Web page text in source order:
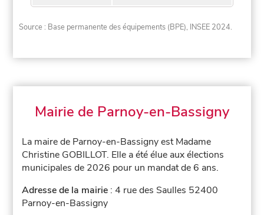
Source : Base permanente des équipements (BPE), INSEE 2024.
Mairie de Parnoy-en-Bassigny
La maire de Parnoy-en-Bassigny est Madame
Christine GOBILLOT. Elle a été élue aux élections
municipales de 2026 pour un mandat de 6 ans.
Adresse de la mairie : 4 rue des Saulles 52400
Parnoy-en-Bassigny